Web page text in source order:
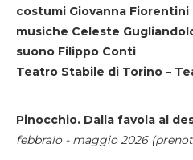
costumi Giovanna Fiorentini
musiche Celeste
suono Filippo Conti
Teatro Stabile di Torino –
Pinocchio. Dalla favola al
febbraio - maggio 2026